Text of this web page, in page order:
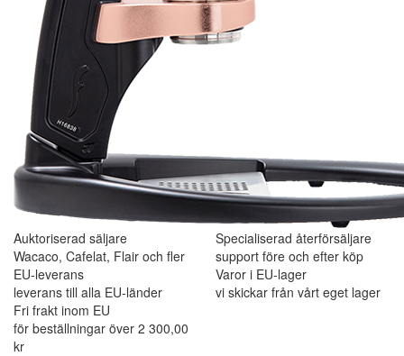
Auktoriserad säljare
Wacaco, Cafelat, Flair och fler
Specialiserad återförsäljare
support före och efter köp
EU-leverans
leverans till alla EU-länder
Varor i EU-lager
vi skickar från vårt eget lager
Fri frakt inom EU
för beställningar över 2 300,00
kr